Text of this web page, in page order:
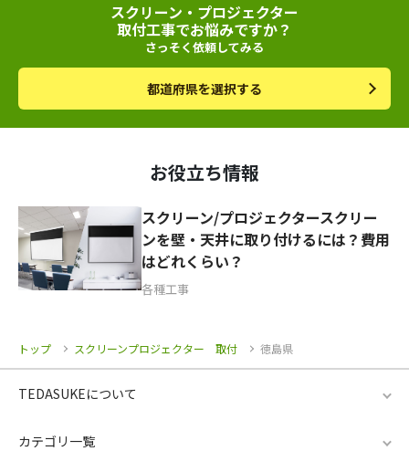
スクリーン・プロジェクター
取付工事でお悩みですか？
さっそく依頼してみる
都道府県を選択する
お役立ち情報
スクリーン/プロジェクタースクリー
ンを壁・天井に取り付けるには？費用
はどれくらい？
各種工事
トップ スクリーンプロジェクター 取付 徳島県
TEDASUKEについて
カテゴリ一覧